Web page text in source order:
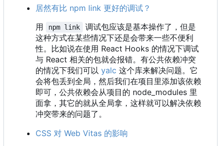
居然有比 npm link 更好的调试？
用
npm link
调试包应该是基本操作了，但是
这种方式在某些情况下还是会带来一些不便利
性。比如说在使用 React Hooks 的情况下调试
与 React 相关的包就会报错。有公共依赖冲突
的情况下我们可以 yalc 这个库来解决问题。它
会将包丢到全局，然后我们在项目里添加该依赖
即可，公共依赖会从项目的 node_modules 里
面拿，其它的就从全局拿，这样就可以解决依赖
冲突带来的问题了。
CSS 对 Web Vitas 的影响